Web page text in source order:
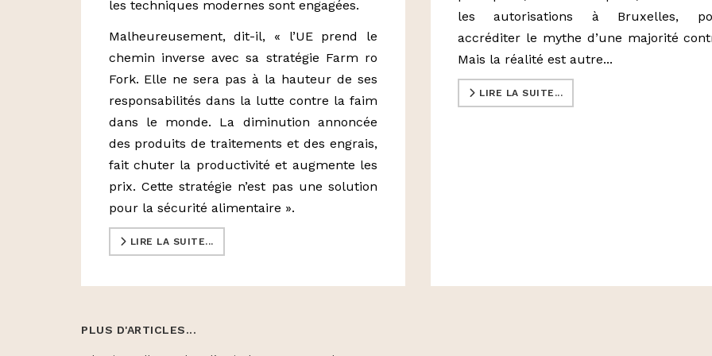
les techniques modernes sont engagées.
Malheureusement, dit-il, « l’UE prend le
chemin inverse avec sa stratégie Farm ro
Fork. Elle ne sera pas à la hauteur de ses
responsabilités dans la lutte contre la faim
dans le monde. La diminution annoncée
des produits de traitements et des engrais,
fait chuter la productivité et augmente les
prix. Cette stratégie n’est pas une solution
pour la sécurité alimentaire ».
LIRE LA SUITE...
les autorisations à Bruxelles,
accréditer le mythe d’une majorité
Mais la réalité est autre...
LIRE LA SUITE...
PLUS D'ARTICLES...